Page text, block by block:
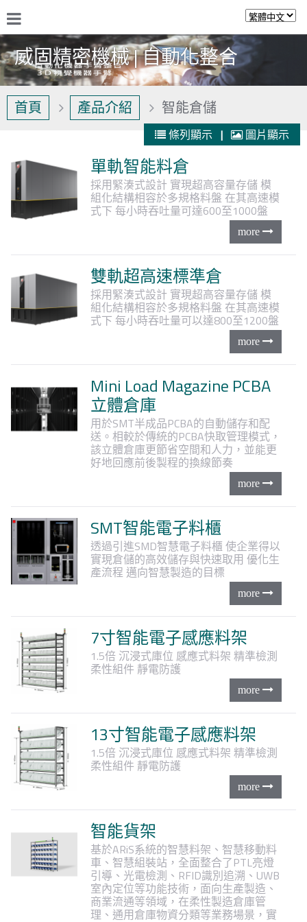
威固精密機械 | 自動化整合
首頁 產品介紹 智能倉儲
條列顯示 | 圖片顯示
單軌智能料倉
採用緊湊式設計 實現超高容量存儲模
組化結構相容於多規格料盤 在其高速模
式下 每小時吞吐量可達600至1000盤
雙軌超高速標準倉
採用緊湊式設計 實現超高容量存儲模
組化結構相容於多規格料盤 在其高速模
式下 每小時吞吐量可以達800至1200盤
Mini Load Magazine PCBA
立體倉庫
用於SMT半成品PCBA的自動儲存和配
送。相較於傳統的PCBA快取管理模式，
該立體倉庫更節省空間和人力，並能更
好地回應前後製程的換線節奏
SMT智能電子料櫃
透過引進SMD智慧電子料櫃 使企業得以
實現倉儲的高效儲存與快速取用 優化生
產流程 邁向智慧製造的目標
7寸智能電子感應料架
1.5倍 沉浸式庫位 感應式料架 精準檢測
柔性組件 靜電防護
13寸智能電子感應料架
1.5倍 沉浸式庫位 感應式料架 精準檢測
柔性組件 靜電防護
智能貨架
基於ARiS系統的智慧料架、智慧移動料
車、智慧組裝站，全面整合了PTL亮燈
引導、光電檢測、RFID識別追溯、UWB
室內定位等功能技術，面向生產製造、
商業流通等領域，在柔性製造倉庫管
理、通用倉庫物資分類等業務場景，實